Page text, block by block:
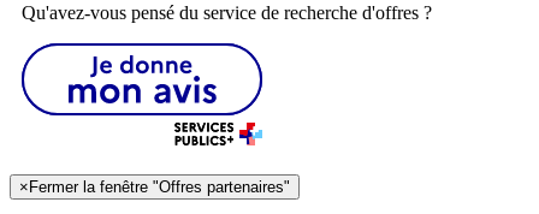
Qu'avez-vous pensé du service de recherche d'offres ?
×Fermer la fenêtre "Offres partenaires"